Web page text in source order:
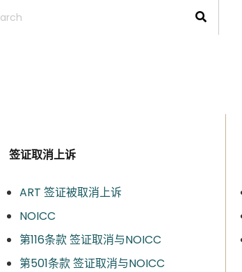
签证取消上诉
ART 签证被取消上诉
NOICC
第116条款 签证取消与NOICC
第501条款 签证取消与NOICC